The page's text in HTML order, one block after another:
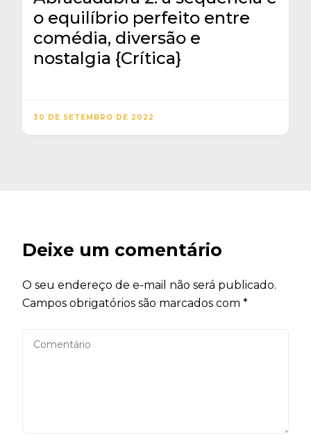
o equilíbrio perfeito entre
comédia, diversão e
nostalgia {Crítica}
30 DE SETEMBRO DE 2022
Deixe um comentário
O seu endereço de e-mail não será publicado.
Campos obrigatórios são marcados com *